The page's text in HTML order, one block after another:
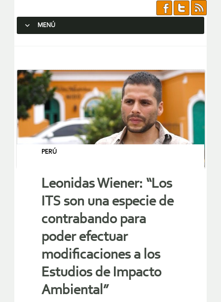
MENÚ
PERÚ
Leonidas Wiener: “Los
ITS son una especie de
contrabando para
poder efectuar
modificaciones a los
Estudios de Impacto
Ambiental”